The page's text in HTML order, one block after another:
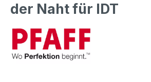
der Naht für IDT